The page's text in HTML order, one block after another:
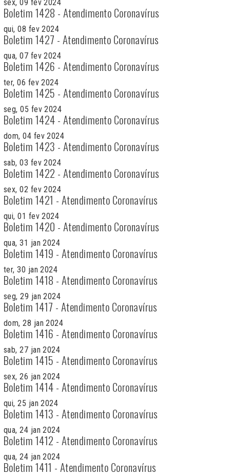
sex, 09 fev 2024
Boletim 1428 - Atendimento Coronavírus
qui, 08 fev 2024
Boletim 1427 - Atendimento Coronavírus
qua, 07 fev 2024
Boletim 1426 - Atendimento Coronavírus
ter, 06 fev 2024
Boletim 1425 - Atendimento Coronavírus
seg, 05 fev 2024
Boletim 1424 - Atendimento Coronavírus
dom, 04 fev 2024
Boletim 1423 - Atendimento Coronavírus
sab, 03 fev 2024
Boletim 1422 - Atendimento Coronavírus
sex, 02 fev 2024
Boletim 1421 - Atendimento Coronavírus
qui, 01 fev 2024
Boletim 1420 - Atendimento Coronavírus
qua, 31 jan 2024
Boletim 1419 - Atendimento Coronavírus
ter, 30 jan 2024
Boletim 1418 - Atendimento Coronavírus
seg, 29 jan 2024
Boletim 1417 - Atendimento Coronavírus
dom, 28 jan 2024
Boletim 1416 - Atendimento Coronavírus
sab, 27 jan 2024
Boletim 1415 - Atendimento Coronavírus
sex, 26 jan 2024
Boletim 1414 - Atendimento Coronavírus
qui, 25 jan 2024
Boletim 1413 - Atendimento Coronavírus
qua, 24 jan 2024
Boletim 1412 - Atendimento Coronavírus
qua, 24 jan 2024
Boletim 1411 - Atendimento Coronavírus